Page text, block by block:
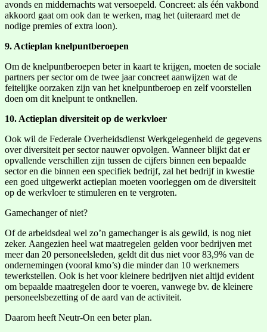
avonds en middernachts wat versoepeld. Concreet: als één vakbond
akkoord gaat om ook dan te werken, mag het (uiteraard met de
nodige premies of extra loon).
9. Actieplan knelpuntberoepen
Om de knelpuntberoepen beter in kaart te krijgen, moeten de sociale
partners per sector om de twee jaar concreet aanwijzen wat de
feitelijke oorzaken zijn van het knelpuntberoep en zelf voorstellen
doen om dit knelpunt te ontknellen.
10. Actieplan diversiteit op de werkvloer
Ook wil de Federale Overheidsdienst Werkgelegenheid de gegevens
over diversiteit per sector nauwer opvolgen. Wanneer blijkt dat er
opvallende verschillen zijn tussen de cijfers binnen een bepaalde
sector en die binnen een specifiek bedrijf, zal het bedrijf in kwestie
een goed uitgewerkt actieplan moeten voorleggen om de diversiteit
op de werkvloer te stimuleren en te vergroten.
Gamechanger of niet?
Of de arbeidsdeal wel zo’n gamechanger is als gewild, is nog niet
zeker. Aangezien heel wat maatregelen gelden voor bedrijven met
meer dan 20 personeelsleden, geldt dit dus niet voor 83,9% van de
ondernemingen (vooral kmo’s) die minder dan 10 werknemers
tewerkstellen. Ook is het voor kleinere bedrijven niet altijd evident
om bepaalde maatregelen door te voeren, vanwege bv. de kleinere
personeelsbezetting of de aard van de activiteit.
Daarom heeft Neutr-On een beter plan.